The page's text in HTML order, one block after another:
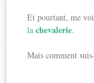
Et pourtant, me
lachevalerie.
Mais comment